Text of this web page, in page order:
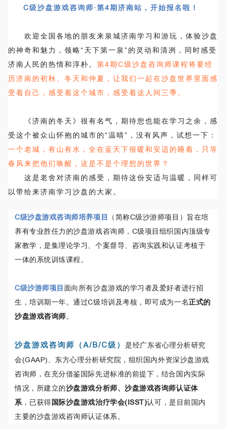
C级沙盘游戏咨询师·第4期济南站，开始报名啦！
欢迎全国各地的朋友来泉城济南学习和游玩，体验沙盘
的神奇和魅力，领略“天下第一泉”的灵动和清冽，同时感受
济南人民的热情和淳朴。 第4期C级沙盘咨询师课程将要经
历济南的初秋、冬天和仲夏，让我们一起在沙盘世界里面感
受着自己，感受着这个城市，感受着这人间三季。
《济南的冬天》 很有名气，期待您也能在学习之余，感
受这个被众山怀抱的城市的“温晴”，没有风声，试想一下：
一个老城，有山有水，全在蓝天下很暖和安适的睡着，只等
春风来把他们唤醒，这是不是个理想的世界？
这是老舍对济南的感受，期待这份安适与温暖，同样可
以带给来济南学习沙盘的大家。
C级沙盘游戏咨询师培养项目
（简称C级沙游师项目）旨在培
养有专业胜任力的沙盘游戏咨询师，C级项目组织国内顶级专
家教学，是集理论学习、个案督导、咨询实践和认证考核于
一体的系统训练课程。
C级沙游师项目 面向所有沙盘游戏的学习者及爱好者进行招
生，培训期一年。通过C级培训及考核，即可成为一名正式的
沙盘游戏咨询师。
沙盘游戏咨询师（A/B/C级 ） 是经广东省心理分析研究
会(GAAP)、东方心理分析研究院，组织国内外资深沙盘游戏
咨询师，在充分借鉴国际先进标准的前提下，结合国内实际
情况，所建立的沙盘游戏分析师、沙盘游戏咨询师认证体
系，已获得国际沙盘游戏治疗学会(ISST)认可，是目前国内
主要的沙盘游戏咨询师认证体系。